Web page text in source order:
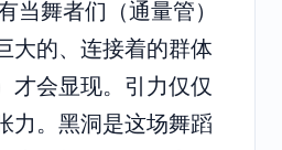
当舞者们（通量管）
大的、连接着的群体
才会显现。引力仅仅
力。黑洞是这场舞蹈